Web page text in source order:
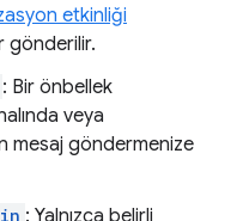
etkinliği
gönderilir.
: Bir önbellek
veya
mesaj göndermenize
: Yalnızca belirli